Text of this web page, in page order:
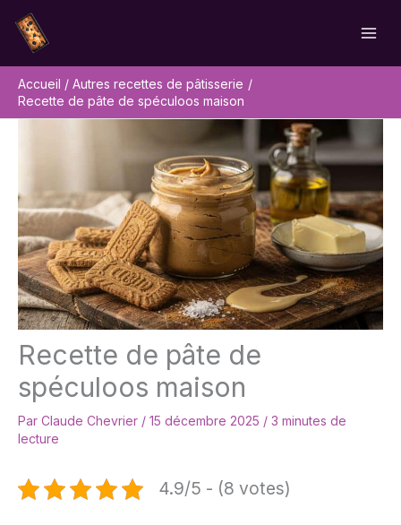
contenu
Accueil
Autres recettes de pâtisserie
Recette de pâte de spéculoos maison
Recette de pâte de
spéculoos maison
Par Claude Chevrier / 15 décembre 2025 / 3 minutes de
lecture
4.9/5 - (8 votes)
Rechercher